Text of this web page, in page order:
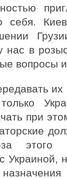
себя.
нас в
вопросы
при
этого
Украиной,